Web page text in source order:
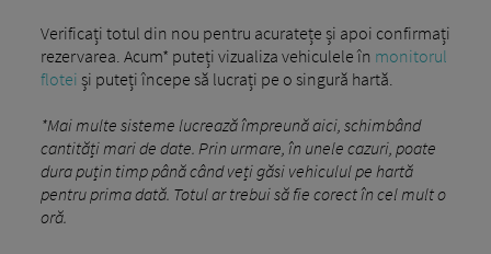
Verificați totul din nou pentru acuratețe și apoi confirmați
rezervarea. Acum* puteți vizualiza vehiculele în monitorul
flotei și puteți începe să lucrați pe o singură hartă.
*Mai multe sisteme lucrează împreună aici, schimbând
cantități mari de date. Prin urmare, în unele cazuri, poate
dura puțin timp până când veți găsi vehiculul pe hartă
pentru prima dată. Totul ar trebui să fie corect în cel mult o
oră.